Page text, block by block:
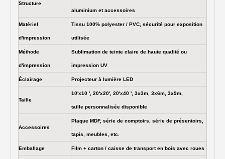
Structure
aluminium et accessoires
Matériel
d'impression
Tissu 100% polyester / PVC, sécurité pour exposition
utilisée
Méthode
d'impression
Sublimation de teinte claire de haute qualité ou
impression UV
Éclairage Projecteur à lumière LED
Taille
10'x10 ', 20'x20', 20'x40 ', 3x3m, 3x6m, 3x9m,
taille personnalisée disponible
Accessoires
Plaque MDF, série de comptoirs, série de présentoirs,
tapis, meubles, etc.
Emballage Film + carton / caisse de transport en bois avec roues